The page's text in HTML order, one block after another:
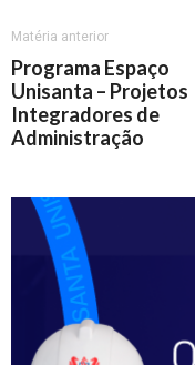
Matéria anterior
Programa Espaço
Unisanta – Projetos
Integradores de
Administração